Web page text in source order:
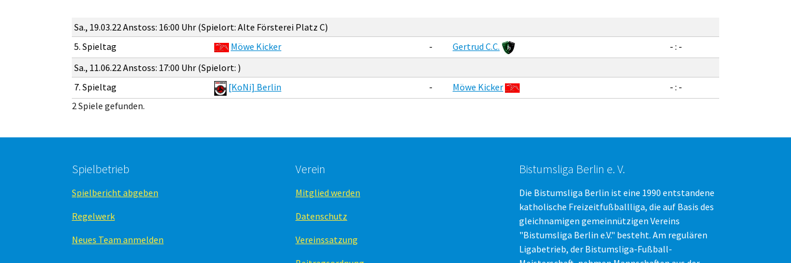
Sa., 19.03.22 Anstoss: 16:00 Uhr (Spielort: Alte Försterei Platz C)
5. Spieltag
Möwe Kicker - Gertrud C.C.
- : -
Sa., 11.06.22 Anstoss: 17:00 Uhr (Spielort: )
7. Spieltag
[KoNi] Berlin - Möwe Kicker
- : -
2 Spiele gefunden.
Spielbetrieb
Spielbericht abgeben
Regelwerk
Neues Team anmelden
Verein
Mitglied werden
Datenschutz
Vereinssatzung
Bistumsliga Berlin e. V.
Die Bistumsliga Berlin ist eine 1990 entstandene
katholische Freizeitfußballliga, die auf Basis des
gleichnamigen gemeinnützigen Vereins
"Bistumsliga Berlin e.V." besteht. Am regulären
Ligabetrieb, der Bistumsliga-Fußball-